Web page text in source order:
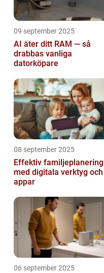
09 september 2025
AI äter ditt RAM — så
drabbas vanliga
datorköpare
08 september 2025
Effektiv familjeplanering
med digitala verktyg och
appar
06 september 2025